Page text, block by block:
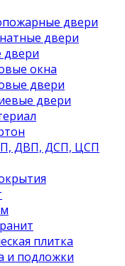
двери
двери
двери
окна
двери
двери
ДВП, ДСП, ЦСП
плитка
и подложки